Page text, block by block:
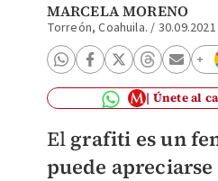
MARCELA MORENO
Torreón, Coahuila. /
Únete al
El grafiti es un
puede